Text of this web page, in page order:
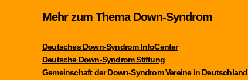
Mehr zum Thema Down-Syndrom
Deutsches Down-Syndrom InfoCenter
Deutsche Down-Syndrom Stiftung
Gemeinschaft der Down-Syndrom Vereine in Deutschland